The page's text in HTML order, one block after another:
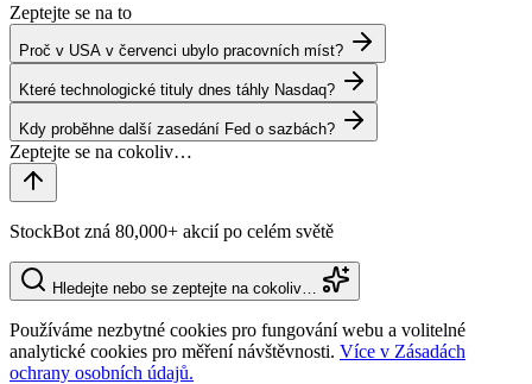
Zeptejte se na to
Proč v USA v červenci ubylo pracovních míst?
Které technologické tituly dnes táhly Nasdaq?
Kdy proběhne další zasedání Fed o sazbách?
StockBot zná 80,000+ akcií po celém světě
Hledejte nebo se zeptejte na cokoliv…
Používáme nezbytné cookies pro fungování webu a volitelné
analytické cookies pro měření návštěvnosti. Více v Zásadách
ochrany osobních údajů.